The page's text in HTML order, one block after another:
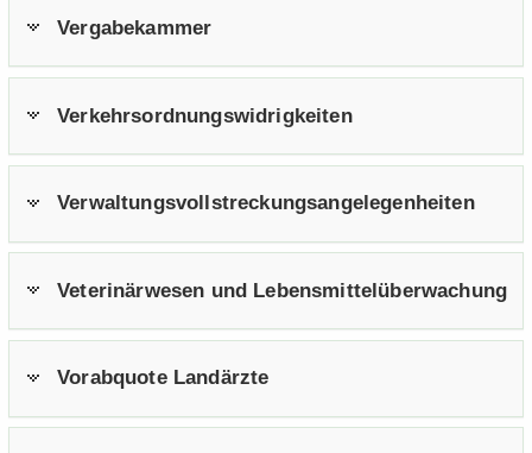
Ver­ga­be­kam­mer
Ver­kehrs­ord­nungs­wid­rig­kei­ten
Ver­wal­tungs­voll­stre­ckungs­an­ge­le­gen­hei­ten
Ve­te­ri­när­we­sen und Le­bens­mit­tel­über­wa­chung
Vor­ab­quo­te Lan­d­ärz­te